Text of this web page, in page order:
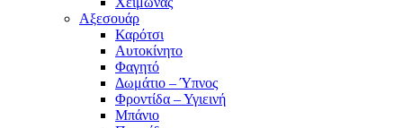
Αξεσουάρ
Καρότσι
Αυτοκίνητο
Φαγητό
Δωμάτιο – Ύπνος
Φροντίδα – Υγιεινή
Μπάνιο